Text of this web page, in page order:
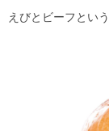
えびとビーフとい